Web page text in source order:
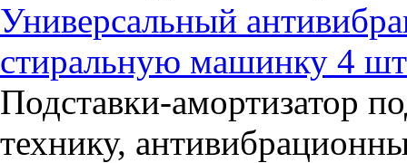
Универсальный
стиральную машинку 4 шт
Подставки-амортизатор
технику,